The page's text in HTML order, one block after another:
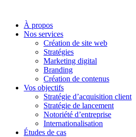
contenuÀ propos
Nos services
Création de site web
Stratégies
Marketing digital
Branding
Création de contenus
Vos objectifs
Stratégie d’acquisition client
Stratégie de lancement
Notoriété d’entreprise
Internationalisation
Études de cas